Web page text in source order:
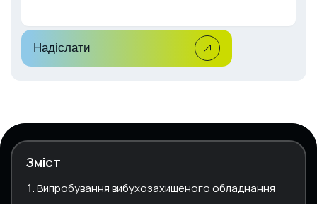
Надіслати
Зміст
Випробування вибухозахищеного обладнання